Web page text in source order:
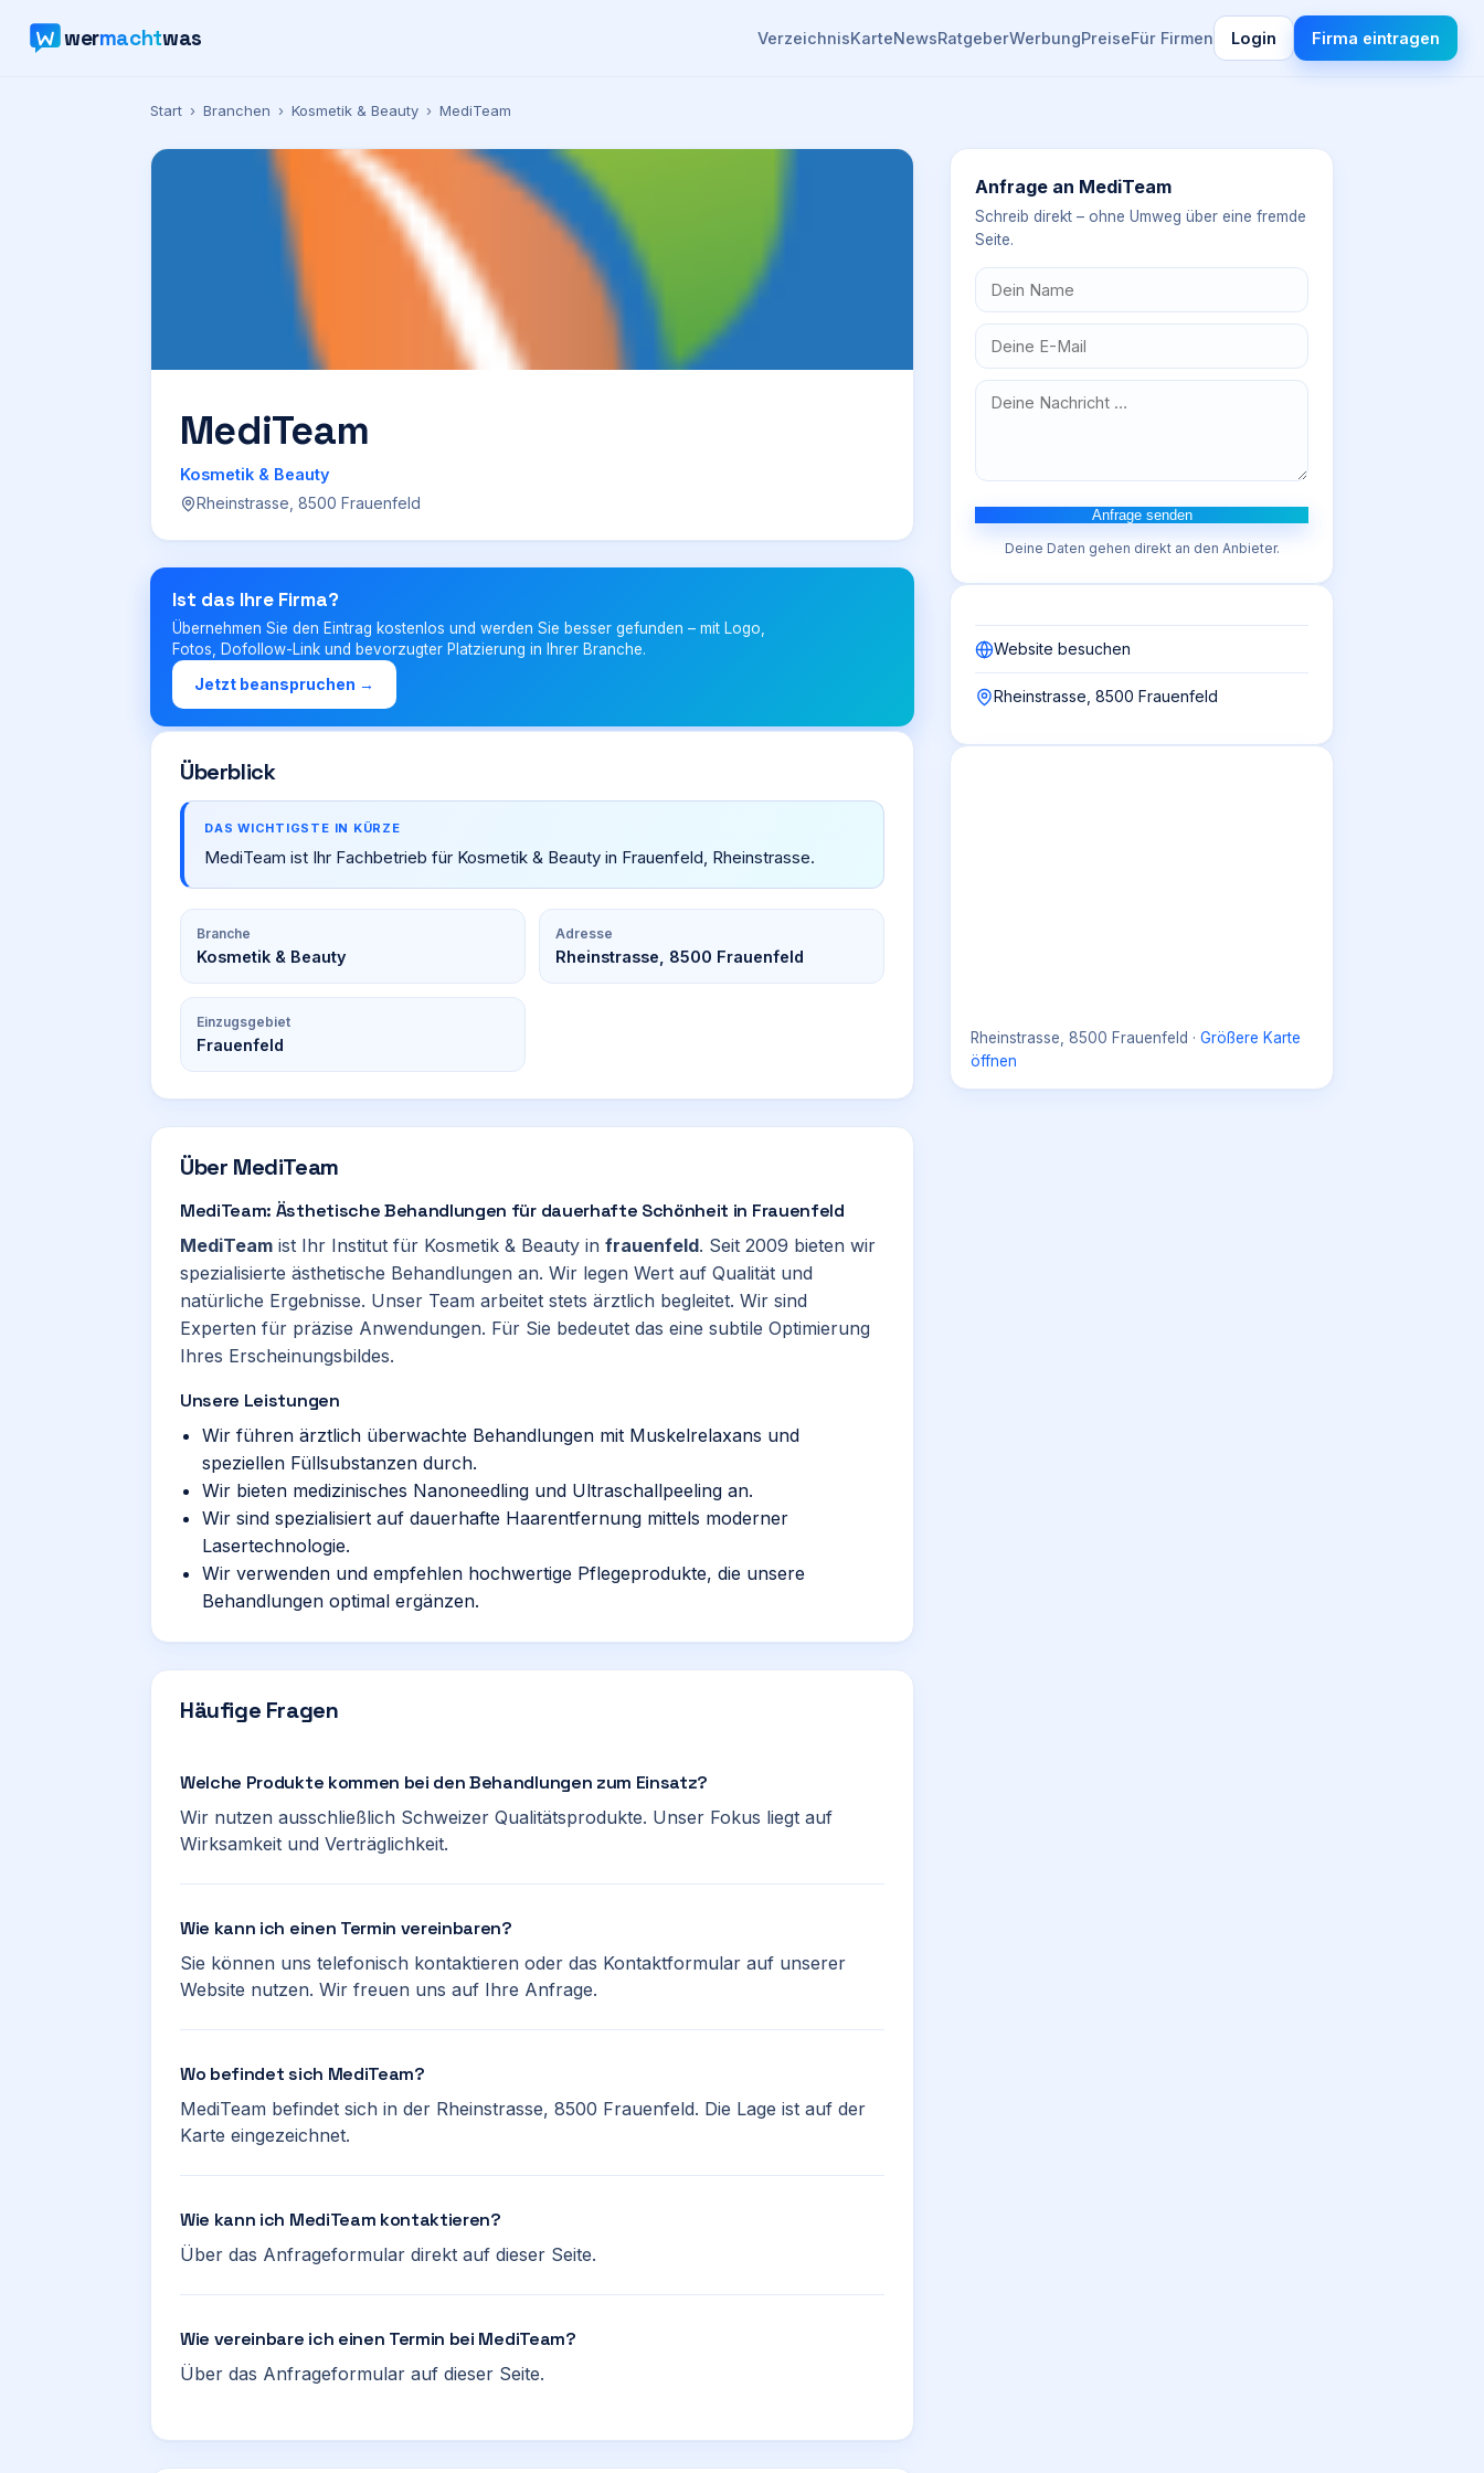
wermachtwas VerzeichnisKarteNewsRatgeberWerbungPreiseFür Firmen Login Firma eintragen
Start › Branchen › Kosmetik & Beauty › MediTeam
MediTeam
Kosmetik & Beauty
Rheinstrasse, 8500 Frauenfeld
Ist das Ihre Firma?
Übernehmen Sie den Eintrag kostenlos und werden Sie besser gefunden – mit Logo,
Fotos, Dofollow-Link und bevorzugter Platzierung in Ihrer Branche.
Jetzt beanspruchen →
Überblick
DAS WICHTIGSTE IN KÜRZE
MediTeam ist Ihr Fachbetrieb für Kosmetik & Beauty in Frauenfeld, Rheinstrasse.
Branche
Kosmetik & Beauty
Adresse
Rheinstrasse, 8500 Frauenfeld
Einzugsgebiet
Frauenfeld
Über MediTeam
MediTeam: Ästhetische Behandlungen für dauerhafte Schönheit in Frauenfeld
MediTeam ist Ihr Institut für Kosmetik & Beauty in frauenfeld. Seit 2009 bieten wir
spezialisierte ästhetische Behandlungen an. Wir legen Wert auf Qualität und
natürliche Ergebnisse. Unser Team arbeitet stets ärztlich begleitet. Wir sind
Experten für präzise Anwendungen. Für Sie bedeutet das eine subtile Optimierung
Ihres Erscheinungsbildes.
Unsere Leistungen
Wir führen ärztlich überwachte Behandlungen mit Muskelrelaxans und
speziellen Füllsubstanzen durch.
Wir bieten medizinisches Nanoneedling und Ultraschallpeeling an.
Wir sind spezialisiert auf dauerhafte Haarentfernung mittels moderner
Lasertechnologie.
Wir verwenden und empfehlen hochwertige Pflegeprodukte, die unsere
Behandlungen optimal ergänzen.
Häufige Fragen
Welche Produkte kommen bei den Behandlungen zum Einsatz?
Wir nutzen ausschließlich Schweizer Qualitätsprodukte. Unser Fokus liegt auf
Wirksamkeit und Verträglichkeit.
Wie kann ich einen Termin vereinbaren?
Sie können uns telefonisch kontaktieren oder das Kontaktformular auf unserer
Website nutzen. Wir freuen uns auf Ihre Anfrage.
Wo befindet sich MediTeam?
MediTeam befindet sich in der Rheinstrasse, 8500 Frauenfeld. Die Lage ist auf der
Karte eingezeichnet.
Wie kann ich MediTeam kontaktieren?
Über das Anfrageformular direkt auf dieser Seite.
Wie vereinbare ich einen Termin bei MediTeam?
Über das Anfrageformular auf dieser Seite.
Anfrage an MediTeam
Schreib direkt – ohne Umweg über eine fremde
Seite.
Anfrage senden
Deine Daten gehen direkt an den Anbieter.
Website besuchen
Rheinstrasse, 8500 Frauenfeld
Rheinstrasse, 8500 Frauenfeld · Größere Karte
öffnen